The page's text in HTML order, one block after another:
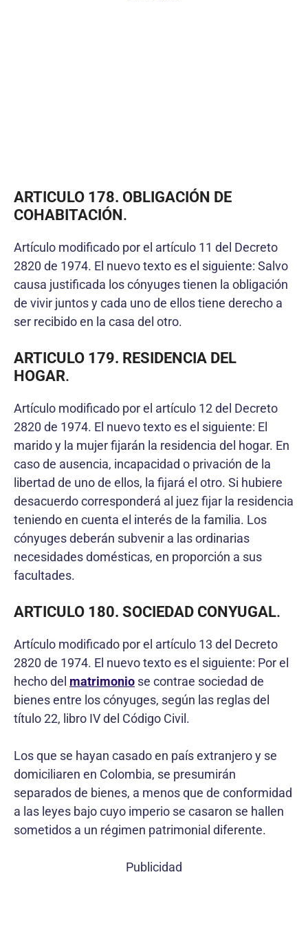
ARTICULO 178. OBLIGACIÓN DE
COHABITACIÓN.
Artículo modificado por el artículo 11 del Decreto
2820 de 1974. El nuevo texto es el siguiente: Salvo
causa justificada los cónyuges tienen la obligación
de vivir juntos y cada uno de ellos tiene derecho a
ser recibido en la casa del otro.
ARTICULO 179. RESIDENCIA DEL
HOGAR.
Artículo modificado por el artículo 12 del Decreto
2820 de 1974. El nuevo texto es el siguiente: El
marido y la mujer fijarán la residencia del hogar. En
caso de ausencia, incapacidad o privación de la
libertad de uno de ellos, la fijará el otro. Si hubiere
desacuerdo corresponderá al juez fijar la residencia
teniendo en cuenta el interés de la familia. Los
cónyuges deberán subvenir a las ordinarias
necesidades domésticas, en proporción a sus
facultades.
ARTICULO 180. SOCIEDAD CONYUGAL.
Artículo modificado por el artículo 13 del Decreto
2820 de 1974. El nuevo texto es el siguiente: Por el
hecho del matrimonio se contrae sociedad de
bienes entre los cónyuges, según las reglas del
título 22, libro IV del Código Civil.
Los que se hayan casado en país extranjero y se
domiciliaren en Colombia, se presumirán
separados de bienes, a menos que de conformidad
a las leyes bajo cuyo imperio se casaron se hallen
sometidos a un régimen patrimonial diferente.
Publicidad